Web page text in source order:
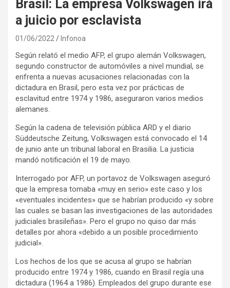
Brasil: La empresa Volkswagen irá
a juicio por esclavista
01/06/2022 Infonoa
Según relató el medio AFP, el grupo alemán Volkswagen,
segundo constructor de automóviles a nivel mundial, se
enfrenta a nuevas acusaciones relacionadas con la
dictadura en Brasil, pero esta vez por prácticas de
esclavitud entre 1974 y 1986, aseguraron varios medios
alemanes.
Según la cadena de televisión pública ARD y el diario
Süddeutsche Zeitung, Volkswagen está convocado el 14
de junio ante un tribunal laboral en Brasilia. La justicia
mandó notificación el 19 de mayo.
Interrogado por AFP, un portavoz de Volkswagen aseguró
que la empresa tomaba «muy en serio» este caso y los
«eventuales incidentes» que se habrían producido «y sobre
las cuales se basan las investigaciones de las autoridades
judiciales brasileñas». Pero el grupo no quiso dar más
detalles por ahora «debido a un posible procedimiento
judicial».
Los hechos de los que se acusa al grupo se habrían
producido entre 1974 y 1986, cuando en Brasil regía una
dictadura (1964 a 1986). Empleados del grupo durante ese